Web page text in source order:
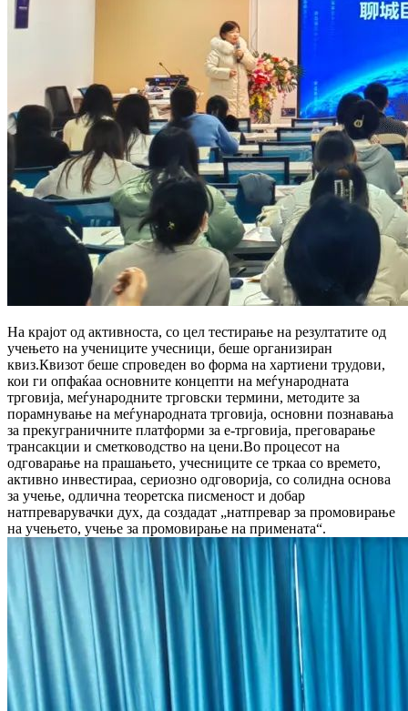
На крајот од активноста, со цел тестирање на резултатите од
учењето на учениците учесници, беше организиран
квиз.Квизот беше спроведен во форма на хартиени трудови,
кои ги опфаќаа основните концепти на меѓународната
трговија, меѓународните трговски термини, методите за
порамнување на меѓународната трговија, основни познавања
за прекуграничните платформи за е-трговија, преговарање
трансакции и сметководство на цени.Во процесот на
одговарање на прашањето, учесниците се тркаа со времето,
активно инвестираа, сериозно одговорија, со солидна основа
за учење, одлична теоретска писменост и добар
натпреварувачки дух, да создадат „натпревар за промовирање
на учењето, учење за промовирање на примената“.